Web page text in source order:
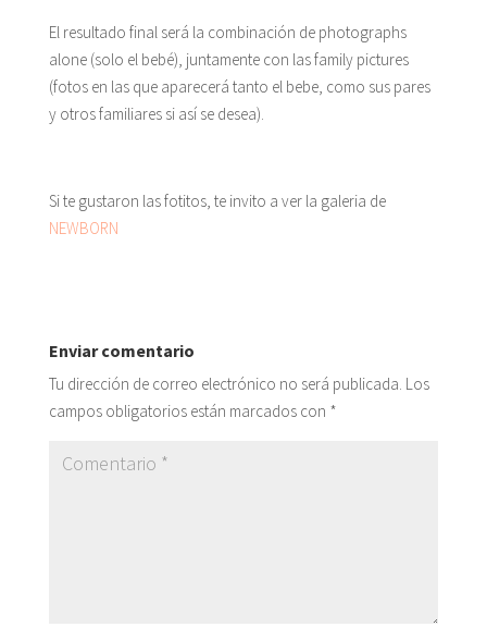
El resultado final será la combinación de photographs
alone (solo el bebé), juntamente con las family pictures
(fotos en las que aparecerá tanto el bebe, como sus pares
y otros familiares si así se desea).
Si te gustaron las fotitos, te invito a ver la galeria de
NEWBORN
Enviar comentario
Tu dirección de correo electrónico no será publicada. Los
campos obligatorios están marcados con *